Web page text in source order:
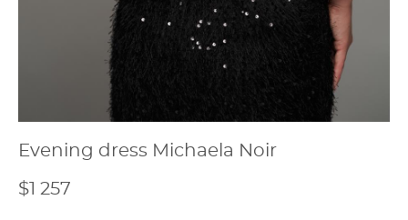
Evening dress Michaela Noir
$1 257